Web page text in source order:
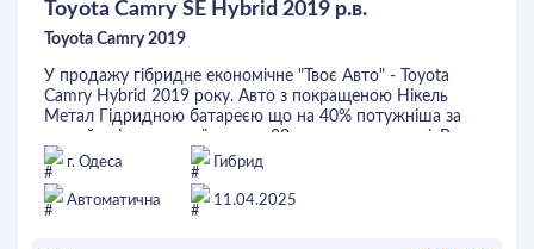
Toyota Camry SE Hybrid 2019 р.в.
Toyota Camry 2019
У продажу гібридне економічне "Твоє Авто" - Toyota
Camry Hybrid 2019 року. Авто з покращеною Нікель
Метал Гідридною батареєю що на 40% потужніша за
звичайну і може проїхати до 30 км на електротязі. В
салоні світла комбінація шкіри та тканини, 2-зонний
клімат-контроль, система контролю сліпих зон, підігріви
переднього ряду сидінь, люк та багато іншого. Перед
покупкою автомобіль можна перевірити на будь-якому
г. Одеса Гибрид
Автоматична 11.04.2025